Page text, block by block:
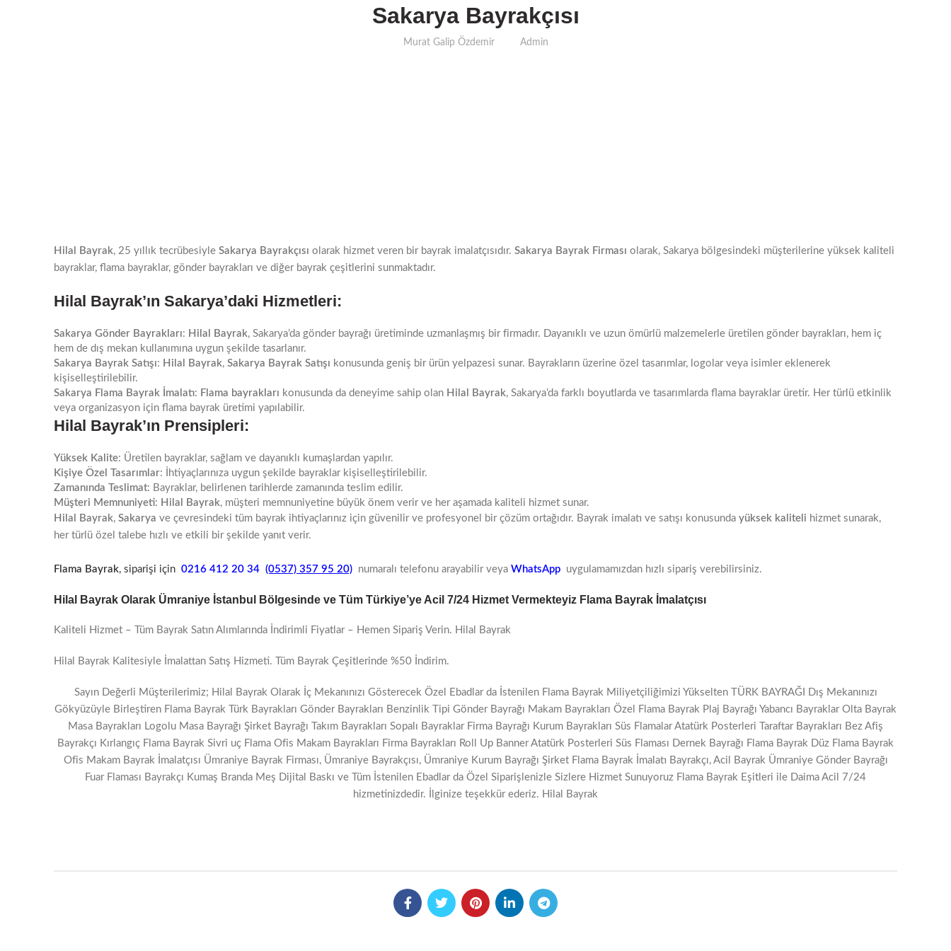
Sakarya Bayrakçısı
Murat Galip Özdemir Admin
Hilal Bayrak, 25 yıllık tecrübesiyle Sakarya Bayrakçısı olarak hizmet veren bir bayrak imalatçısıdır. Sakarya Bayrak Firması olarak, Sakarya bölgesindeki müşterilerine yüksek kaliteli
bayraklar, flama bayraklar, gönder bayrakları ve diğer bayrak çeşitlerini sunmaktadır.
Hilal Bayrak’ın Sakarya’daki Hizmetleri:
Sakarya Gönder Bayrakları: Hilal Bayrak, Sakarya’da gönder bayrağı üretiminde uzmanlaşmış bir firmadır. Dayanıklı ve uzun ömürlü malzemelerle üretilen gönder bayrakları, hem iç
hem de dış mekan kullanımına uygun şekilde tasarlanır.
Sakarya Bayrak Satışı: Hilal Bayrak, Sakarya Bayrak Satışı konusunda geniş bir ürün yelpazesi sunar. Bayrakların üzerine özel tasarımlar, logolar veya isimler eklenerek
kişiselleştirilebilir.
Sakarya Flama Bayrak İmalatı: Flama bayrakları konusunda da deneyime sahip olan Hilal Bayrak, Sakarya’da farklı boyutlarda ve tasarımlarda flama bayraklar üretir. Her türlü etkinlik
veya organizasyon için flama bayrak üretimi yapılabilir.
Hilal Bayrak’ın Prensipleri:
Yüksek Kalite: Üretilen bayraklar, sağlam ve dayanıklı kumaşlardan yapılır.
Kişiye Özel Tasarımlar: İhtiyaçlarınıza uygun şekilde bayraklar kişiselleştirilebilir.
Zamanında Teslimat: Bayraklar, belirlenen tarihlerde zamanında teslim edilir.
Müşteri Memnuniyeti: Hilal Bayrak, müşteri memnuniyetine büyük önem verir ve her aşamada kaliteli hizmet sunar.
Hilal Bayrak, Sakarya ve çevresindeki tüm bayrak ihtiyaçlarınız için güvenilir ve profesyonel bir çözüm ortağıdır. Bayrak imalatı ve satışı konusunda yüksek kaliteli hizmet sunarak,
her türlü özel talebe hızlı ve etkili bir şekilde yanıt verir.
Flama Bayrak, siparişi için 0216 412 20 34 (0537) 357 95 20) numaralı telefonu arayabilir veya WhatsApp uygulamamızdan hızlı sipariş verebilirsiniz.
Hilal Bayrak Olarak Ümraniye İstanbul Bölgesinde ve Tüm Türkiye’ye Acil 7/24 Hizmet Vermekteyiz Flama Bayrak İmalatçısı
Kaliteli Hizmet – Tüm Bayrak Satın Alımlarında İndirimli Fiyatlar – Hemen Sipariş Verin. Hilal Bayrak
Hilal Bayrak Kalitesiyle İmalattan Satış Hizmeti. Tüm Bayrak Çeşitlerinde %50 İndirim.
Sayın Değerli Müşterilerimiz; Hilal Bayrak Olarak İç Mekanınızı Gösterecek Özel Ebadlar da İstenilen Flama Bayrak Miliyetçiliğimizi Yükselten TÜRK BAYRAĞI Dış Mekanınızı
Gökyüzüyle Birleştiren Flama Bayrak Türk Bayrakları Gönder Bayrakları Benzinlik Tipi Gönder Bayrağı Makam Bayrakları Özel Flama Bayrak Plaj Bayrağı Yabancı Bayraklar Olta Bayrak
Masa Bayrakları Logolu Masa Bayrağı Şirket Bayrağı Takım Bayrakları Sopalı Bayraklar Firma Bayrağı Kurum Bayrakları Süs Flamalar Atatürk Posterleri Taraftar Bayrakları Bez Afiş
Bayrakçı Kırlangıç Flama Bayrak Sivri uç Flama Ofis Makam Bayrakları Firma Bayrakları Roll Up Banner Atatürk Posterleri Süs Flaması Dernek Bayrağı Flama Bayrak Düz Flama Bayrak
Ofis Makam Bayrak İmalatçısı Ümraniye Bayrak Firması, Ümraniye Bayrakçısı, Ümraniye Kurum Bayrağı Şirket Flama Bayrak İmalatı Bayrakçı, Acil Bayrak Ümraniye Gönder Bayrağı
Fuar Flaması Bayrakçı Kumaş Branda Meş Dijital Baskı ve Tüm İstenilen Ebadlar da Özel Siparişlenizle Sizlere Hizmet Sunuyoruz Flama Bayrak Eşitleri ile Daima Acil 7/24
hizmetinizdedir. İlginize teşekkür ederiz. Hilal Bayrak